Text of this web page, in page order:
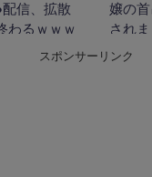
信、拡散
わるｗｗｗ
嬢の
され
ｗｗｗ
スポンサーリンク